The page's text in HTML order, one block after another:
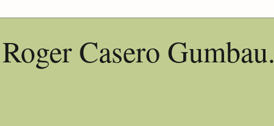
Casero Gumbau.